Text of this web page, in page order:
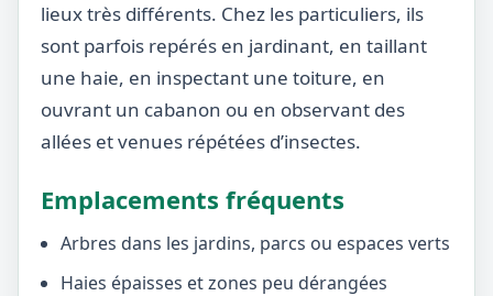
lieux très différents. Chez les particuliers, ils
sont parfois repérés en jardinant, en taillant
une haie, en inspectant une toiture, en
ouvrant un cabanon ou en observant des
allées et venues répétées d’insectes.
Emplacements fréquents
Arbres dans les jardins, parcs ou espaces verts
Haies épaisses et zones peu dérangées